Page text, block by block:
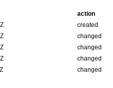
action
created
changed
changed
changed
changed